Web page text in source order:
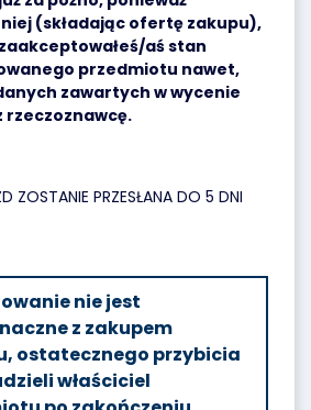
(składając ofertę zakupu),
aś stan
przedmiotu nawet,
zawartych w wycenie
rzeczoznawcę.
ZOSTANIE PRZESŁANA DO 5 DNI
nie jest
z zakupem
ostatecznego przybicia
właściciel